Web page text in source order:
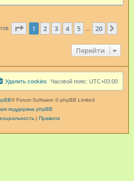
Страница из 20
1 2 3 4 5 20
Перейти
Часовой пояс: UTC+03:00
Удалить cookies
® Forum Software © phpBB Limited
поддержка phpBB
| Правила